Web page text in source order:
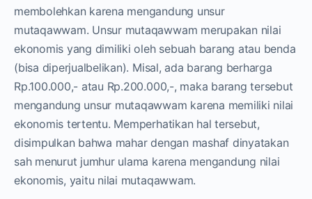
membolehkan karena mengandung unsur
mutaqawwam. Unsur mutaqawwam merupakan nilai
ekonomis yang dimiliki oleh sebuah barang atau benda
(bisa diperjualbelikan). Misal, ada barang berharga
Rp.100.000,- atau Rp.200.000,-, maka barang tersebut
mengandung unsur mutaqawwam karena memiliki nilai
ekonomis tertentu. Memperhatikan hal tersebut,
disimpulkan bahwa mahar dengan mashaf dinyatakan
sah menurut jumhur ulama karena mengandung nilai
ekonomis, yaitu nilai mutaqawwam.